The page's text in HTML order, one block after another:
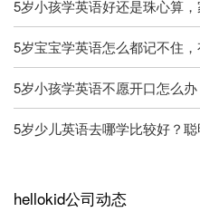
5岁小孩学英语好还是珠心算
5岁宝宝学英语怎么都记不住
5岁小孩学英语不愿开口怎么
5岁少儿英语去哪学比较好？
hellokid公司动态